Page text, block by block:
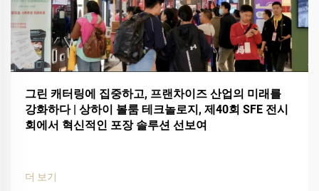
그린 캐터링에 집중하고, 프랜차이즈 산업의 미래를
강화하다 | 상하이 볼룸 테크놀로지, 제40회 SFE 전시
회에서 혁신적인 포장 솔루션 선보여
더 보기